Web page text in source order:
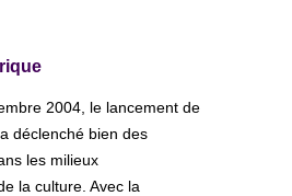
2004, le lancement de
a déclenché bien des
les milieux
la culture. Avec la